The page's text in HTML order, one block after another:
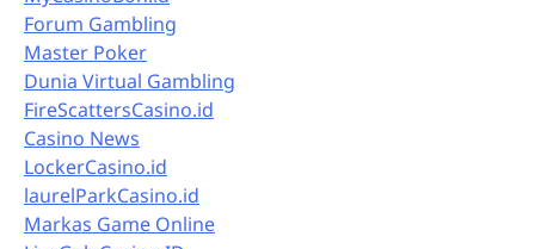
Forum Gambling
Master Poker
Dunia Virtual Gambling
FireScattersCasino.id
Casino News
LockerCasino.id
laurelParkCasino.id
Markas Game Online